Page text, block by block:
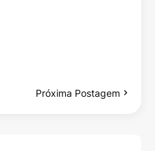
Próxima Postagem